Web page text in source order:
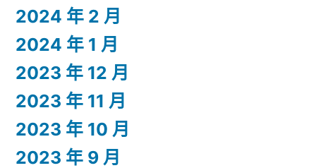
2024 年 2 月
2024 年 1 月
2023 年 12 月
2023 年 11 月
2023 年 10 月
2023 年 9 月